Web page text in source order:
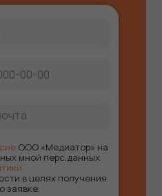
ООО «Медиатор» на
мной перс.данных
в целях получения
заявке.